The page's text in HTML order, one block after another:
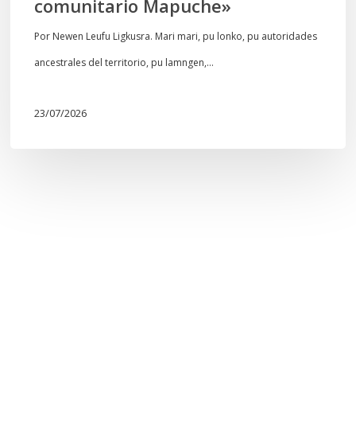
encuentro
comunitario
Mapuche»
comunitario Mapuche»
Por Newen Leufu Ligkusra. Mari mari, pu lonko, pu autoridades
ancestrales del territorio, pu lamngen,…
23/07/2026